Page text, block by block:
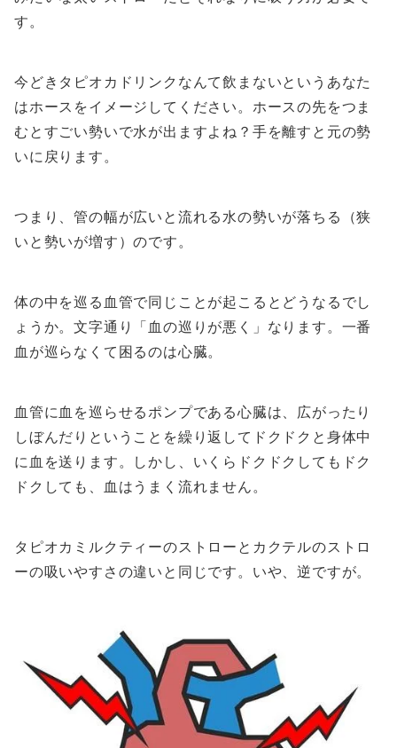
す。
今どきタピオカドリンクなんて飲まないというあなた
はホースをイメージしてください。ホースの先をつま
むとすごい勢いで水が出ますよね？手を離すと元の勢
いに戻ります。
つまり、管の幅が広いと流れる水の勢いが落ちる（狭
いと勢いが増す）のです。
体の中を巡る血管で同じことが起こるとどうなるでし
ょうか。文字通り「血の巡りが悪く」なります。一番
血が巡らなくて困るのは心臓。
血管に血を巡らせるポンプである心臓は、広がったり
しぼんだりということを繰り返してドクドクと身体中
に血を送ります。しかし、いくらドクドクしてもドク
ドクしても、血はうまく流れません。
タピオカミルクティーのストローとカクテルのストロ
ーの吸いやすさの違いと同じです。いや、逆ですが。